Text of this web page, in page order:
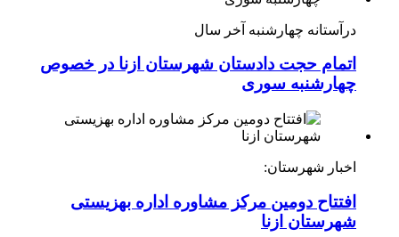
درآستانه چهارشنبه آخر سال
اتمام حجت دادستان شهرستان ازنا در خصوص
چهارشنبه ‌سوری
اخبار شهرستان:
افتتاح دومین مرکز مشاوره اداره بهزیستی
شهرستان ازنا